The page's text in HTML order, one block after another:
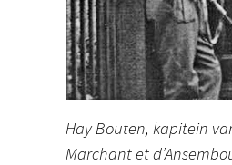
Hay Bouten, kapitein
Marchant et